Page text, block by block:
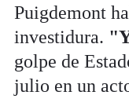
Puigdemont
investidura.
golpe de
julio en un